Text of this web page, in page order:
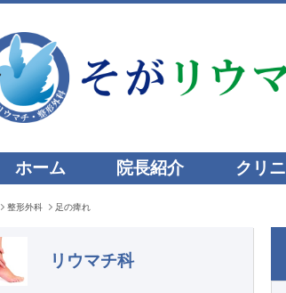
ホーム 院長紹介 クリ
整形外科 足の痺れ
リウマチ科